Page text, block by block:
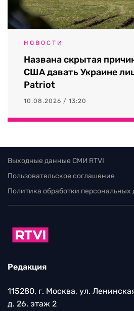
НОВОСТИ
Названа скрытая
США давать Украине
Patriot
10.08.2026 / 13:20
Выходные данные СМИ RTVI
Пользовательское соглашение
Политика обработки персональных
Редакция
115280, г. Москва, ул.
д. 26, этаж 2